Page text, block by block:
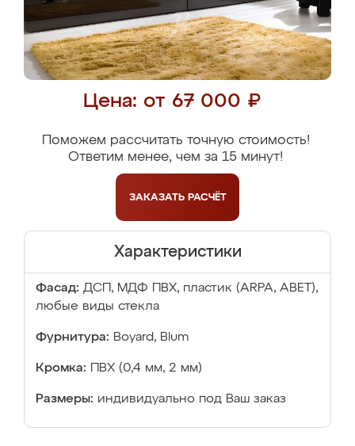
Цена: от 67 000 ₽
Поможем рассчитать точную стоимость!
Ответим менее, чем за 15 минут!
ЗАКАЗАТЬ РАСЧЁТ
Характеристики
Фасад: ДСП, МДФ ПВХ, пластик (ARPA, ABET),
любые виды стекла
Фурнитура: Boyard, Blum
Кромка: ПВХ (0,4 мм, 2 мм)
Размеры: индивидуально под Ваш заказ